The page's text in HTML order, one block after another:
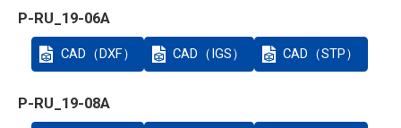
P-RU_19-06A
CAD（DXF） CAD（IGS） CAD（STP）
P-RU_19-08A